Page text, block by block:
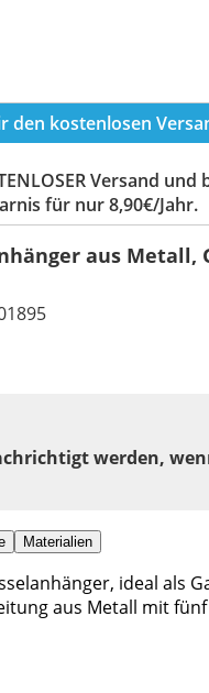
den kostenlosen
Versand und
für nur 8,90€/Jahr.
aus Metall,
werden,
Materialien
ideal als
aus Metall mit